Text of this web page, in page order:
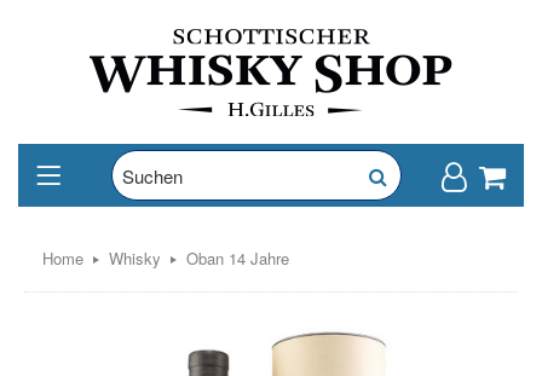
Home Whisky Oban 14 Jahre